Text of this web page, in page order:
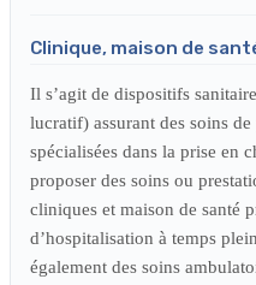
Clinique, maison de
Il s’agit de dispositifs
lucratif) assurant des soins
spécialisées dans la prise en
proposer des soins ou
cliniques et maison de santé
d’hospitalisation à temps
également des soins